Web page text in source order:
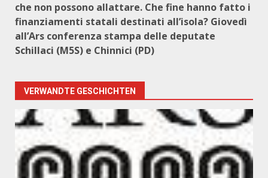
che non possono allattare. Che fine hanno fatto i
finanziamenti statali destinati all’isola? Giovedì
all’Ars conferenza stampa delle deputate
Schillaci (M5S) e Chinnici (PD)
VERWANDTE GESCHICHTEN